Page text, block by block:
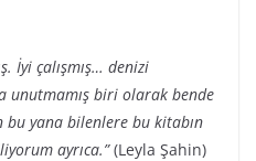
İyi çalışmış… denizi
unutmamış biri olarak bende
bu yana bilenlere bu kitabın
ayrıca.”(Leyla Şahin)